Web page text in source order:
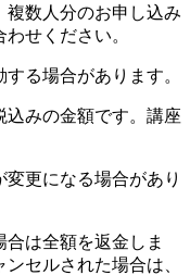
複数人分のお申し込み
せください。
る場合があります。
みの金額です。講座
更になる場合があり
は全額を返金しま
セルされた場合は、